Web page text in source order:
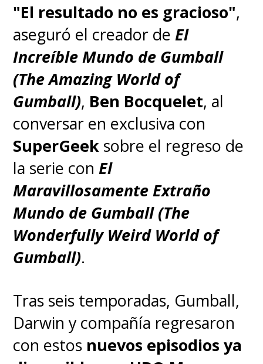
"El resultado no es gracioso",
aseguró el creador deEl
Increíble Mundo de Gumball
(The Amazing World of
Gumball), Ben Bocquelet, al
conversar en exclusiva con
SuperGeek sobre el regreso de
la serie conEl
Maravillosamente Extraño
Mundo de Gumball (The
Wonderfully Weird World of
Gumball).
Tras seis temporadas, Gumball,
Darwin y compañía regresaron
con estos nuevos episodios ya